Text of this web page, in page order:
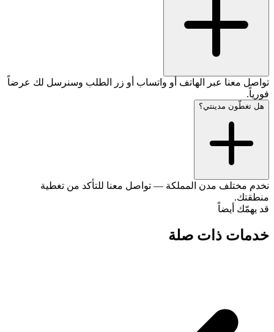
تواصل معنا عبر الهاتف أو واتساب أو زر الطلب وسنرسل لك عرضاً
فورياً.
هل تغطّون مدينتي؟
نخدم مختلف مدن المملكة — تواصل معنا للتأكد من تغطية
منطقتك.
قد يهمّك أيضاً
خدمات ذات صلة